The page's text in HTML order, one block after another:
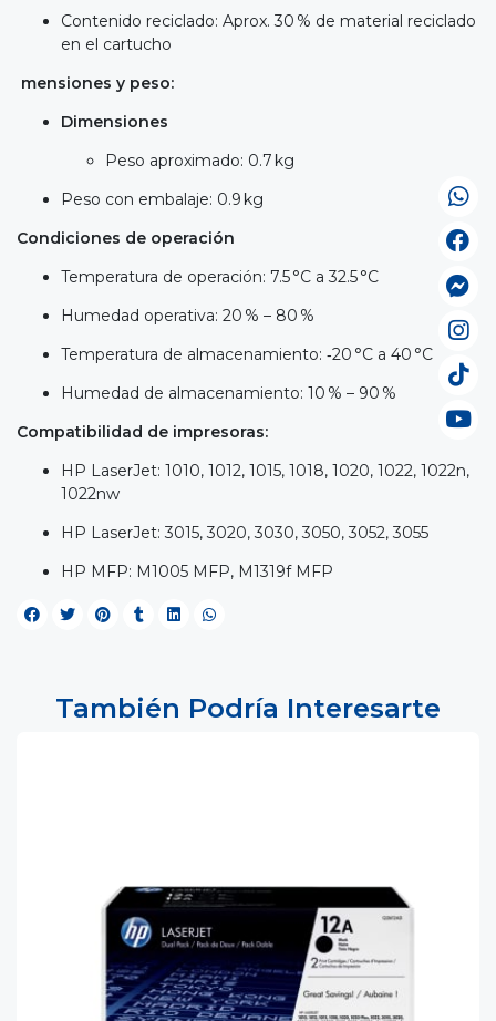
Contenido reciclado: Aprox. 30 % de material reciclado
en el cartucho
mensiones y peso:
Dimensiones
Peso aproximado: 0.7 kg
Peso con embalaje: 0.9 kg
Condiciones de operación
Temperatura de operación: 7.5 °C a 32.5 °C
Humedad operativa: 20 % – 80 %
Temperatura de almacenamiento: ‑20 °C a 40 °C
Humedad de almacenamiento: 10 % – 90 %
Compatibilidad de impresoras:
HP LaserJet: 1010, 1012, 1015, 1018, 1020, 1022, 1022n,
1022nw
HP LaserJet: 3015, 3020, 3030, 3050, 3052, 3055
HP MFP: M1005 MFP, M1319f MFP
También Podría Interesarte